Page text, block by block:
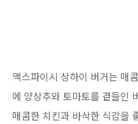
맥스파이시 상하이 버거는 매
에 양상추와 토마토를 곁들인
매콤한 치킨과 바삭한 식감을